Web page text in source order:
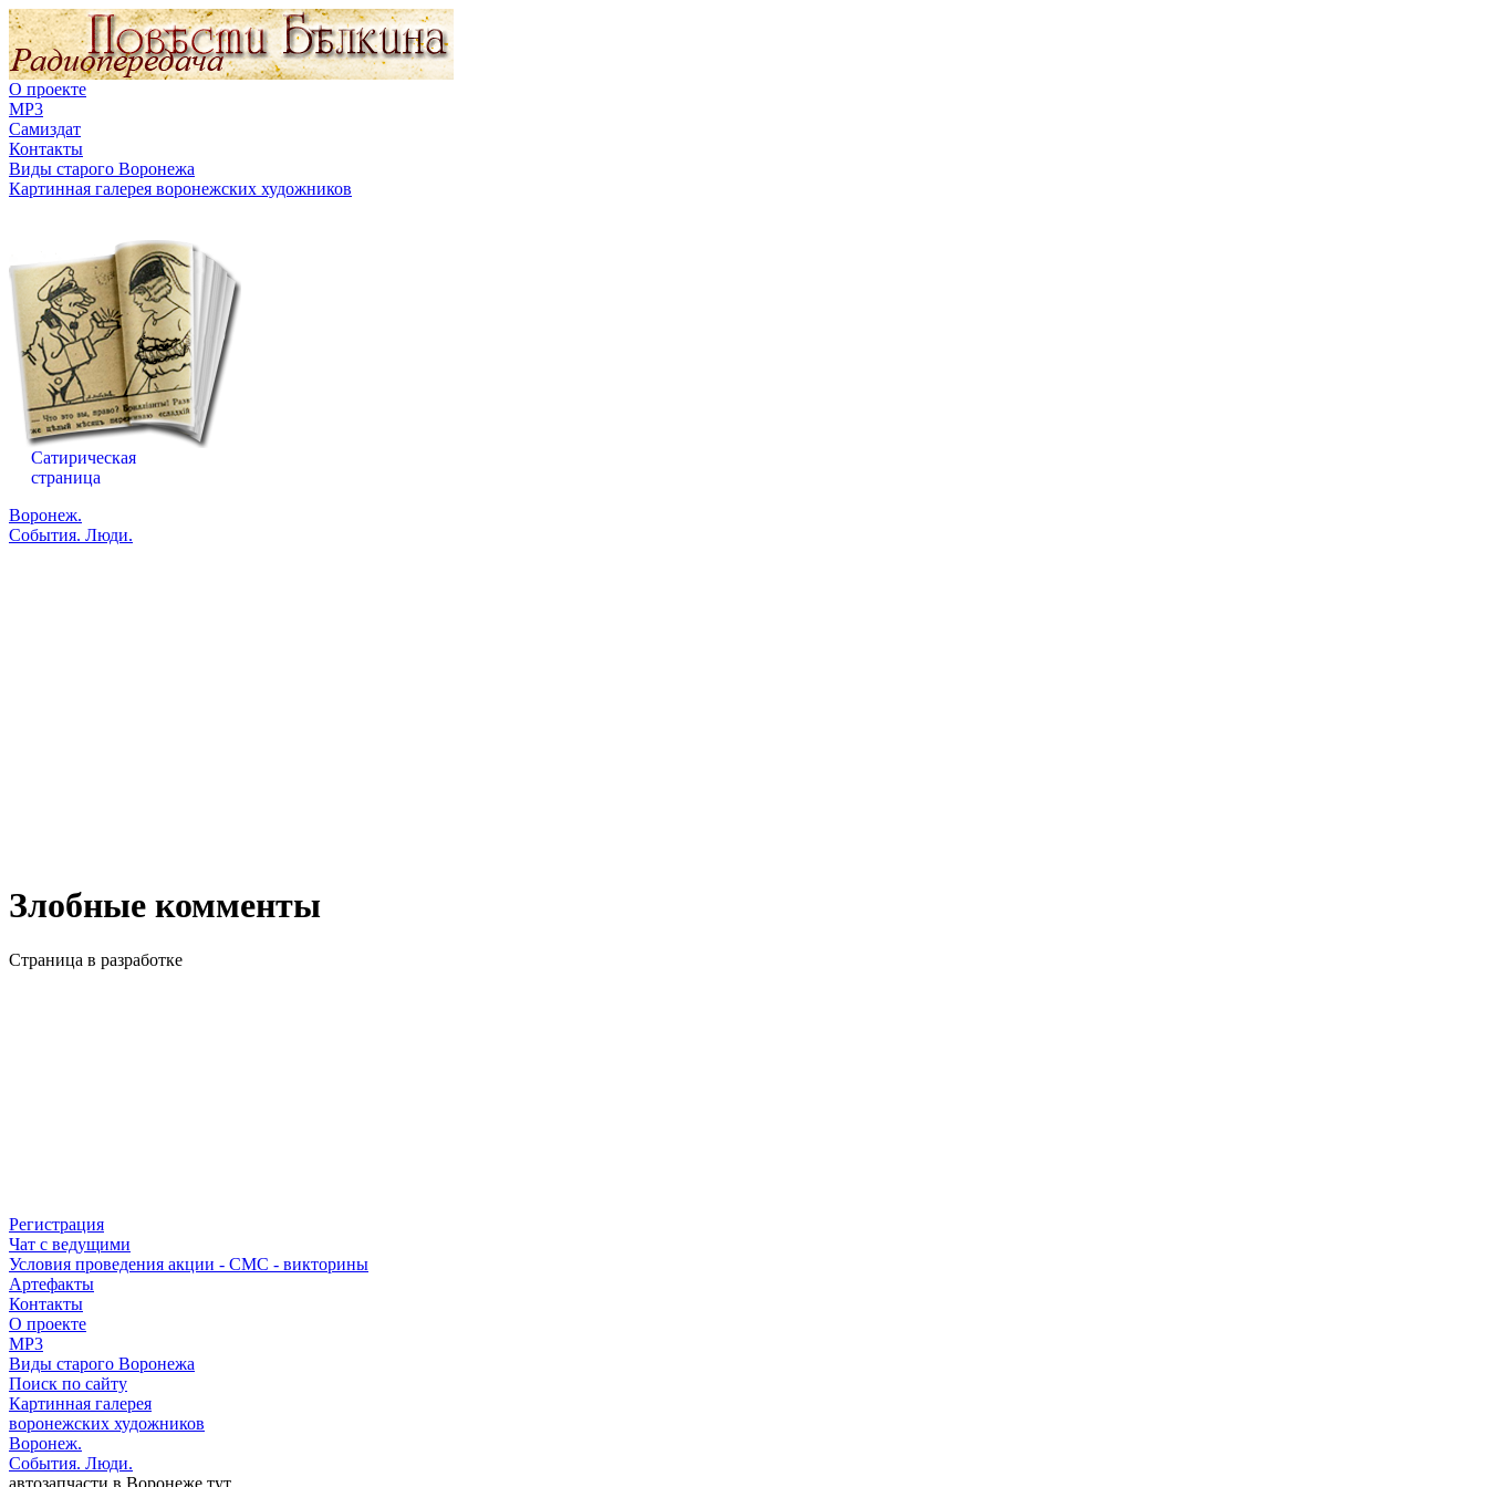
О проекте
MP3
Самиздат
Контакты
Виды старого Воронежа
Картинная галерея воронежских художников
Сатирическая
страница
Воронеж.
События. Люди.
Злобные комменты
Страница в разработке
Регистрация
Чат с ведущими
Условия проведения акции - СМС - викторины
Артефакты
Контакты
О проекте
MP3
Виды старого Воронежа
Поиск по сайту
Картинная галерея
воронежских художников
Воронеж.
События. Люди.
автозапчасти в Воронеже тут